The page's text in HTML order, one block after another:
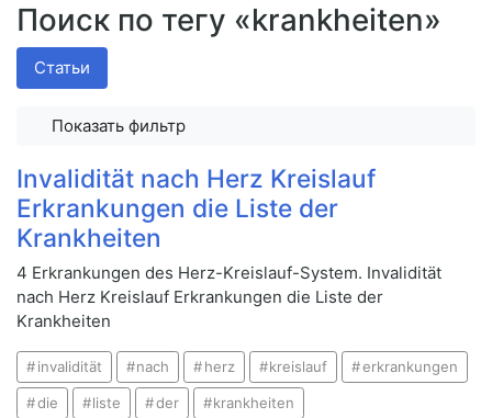
Поиск по тегу «krankheiten»
Статьи
Показать фильтр
Invalidität nach Herz Kreislauf
Erkrankungen die Liste der
Krankheiten
4 Erkrankungen des Herz-Kreislauf-System. Invalidität
nach Herz Kreislauf Erkrankungen die Liste der
Krankheiten
invalidität nach herz kreislauf erkrankungen
die liste der krankheiten